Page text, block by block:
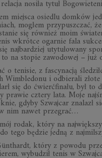
nosiła tytuł
miejsca osiedlu domków
mogłem przypuszczać,
się również moim
wkrótce ogarnie fala
najbardziej utytułowany
na stopie zawodowej – już
o tenisie, z fascynacją
Wimbledonu i odbierali
się do ćwierćfinału, był
prawie cztery lata. Moje
gdyby Szwajcar
nim nawet przegrać…
rodak, który na
tego będzie jedną z
który z powodu
wybudził tenis w